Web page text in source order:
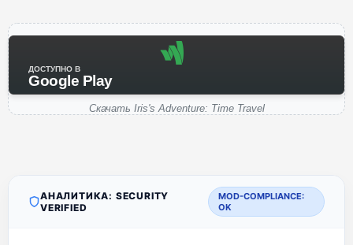
ДОСТУПНО В
Google Play
Скачать Iris's Adventure: Time Travel
АНАЛИТИКА: SECURITY
VERIFIED
MOD-COMPLIANCE:
OK